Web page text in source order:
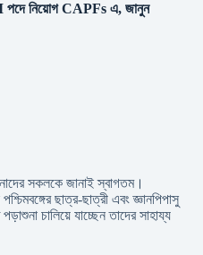
পদে নিয়োগ CAPFs এ, জানুন
সকলকে জানাই স্বাগতম।
ছাত্র-ছাত্রী এবং জ্ঞানপিপাসু
চালিয়ে যাচ্ছেন তাদের সাহায্য